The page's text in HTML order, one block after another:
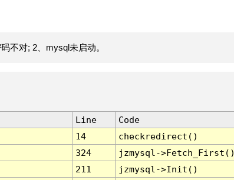
不对; 2、mysql未启动。
Line
Code
14
checkredirect()
324
jzmysql-
211
jzmysql->Init()